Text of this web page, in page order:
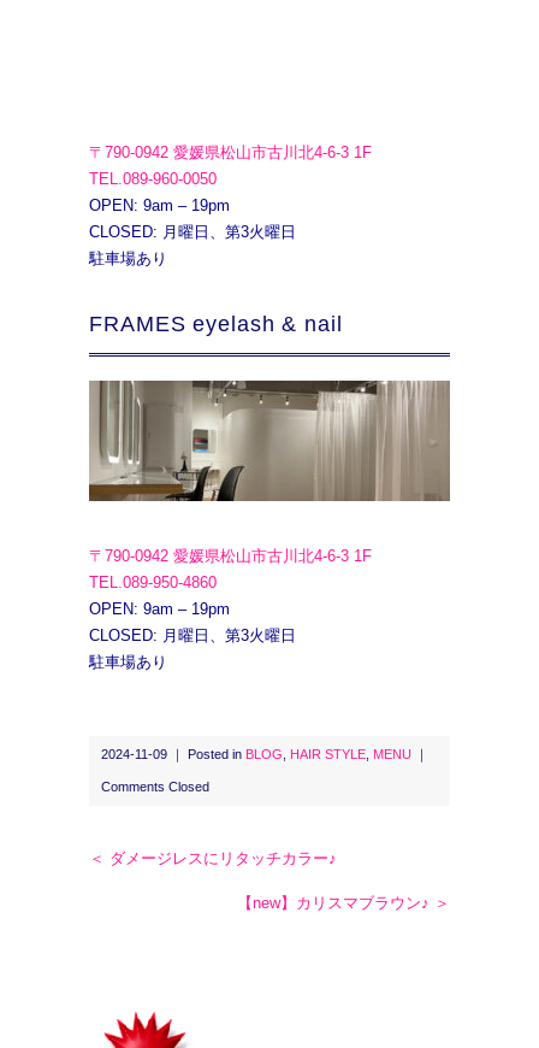
〒790-0942 愛媛県松山市古川北4-6-3 1F
TEL.089-960-0050
OPEN: 9am – 19pm
CLOSED: 月曜日、第3火曜日
駐車場あり
FRAMES eyelash & nail
〒790-0942 愛媛県松山市古川北4-6-3 1F
TEL.089-950-4860
OPEN: 9am – 19pm
CLOSED: 月曜日、第3火曜日
駐車場あり
2024-11-09 ｜ Posted in BLOG HAIR STYLE MENU
Comments Closed
＜ ダメージレスにリタッチカラー♪
【new】カリスマブラウン♪ ＞